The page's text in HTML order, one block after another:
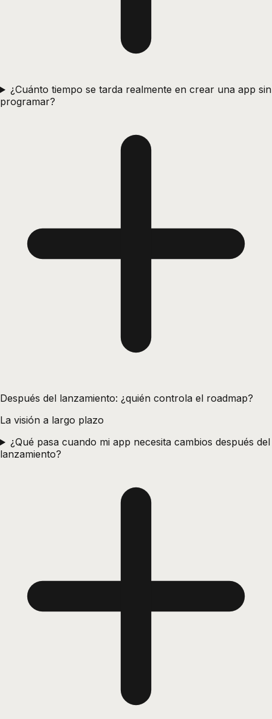
¿Cuánto tiempo se tarda realmente en crear una app sin
programar?
Después del lanzamiento: ¿quién controla el roadmap?
La visión a largo plazo
¿Qué pasa cuando mi app necesita cambios después del
lanzamiento?